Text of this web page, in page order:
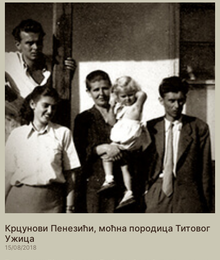
Крцунови Пенезићи, моћна породица Титовог
Ужица
15/08/2018